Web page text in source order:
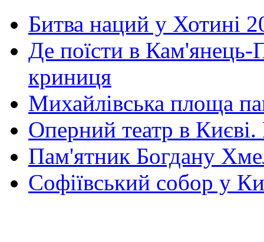
Битва наций у Хотині
Де поїсти в Кам'янець-
криниця
Михайлівська площа
Оперний театр в
Пам'ятник Богдану
Софіївський собор у